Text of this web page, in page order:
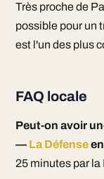
Très proche de
possible pour un
est l'un des plus
FAQ locale
Peut-on avoir
— La Défenseen
25 minutes par la